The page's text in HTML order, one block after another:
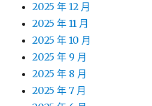
2025 年 12 月
2025 年 11 月
2025 年 10 月
2025 年 9 月
2025 年 8 月
2025 年 7 月